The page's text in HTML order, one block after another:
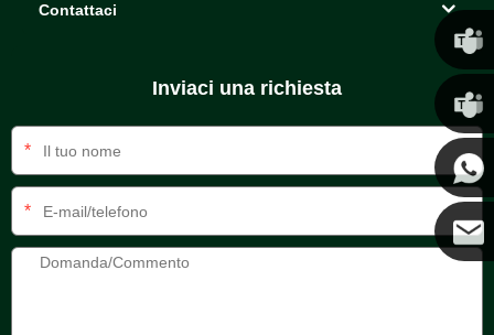
Contattaci
Inviaci una richiesta
*
*
Chris
Kenny